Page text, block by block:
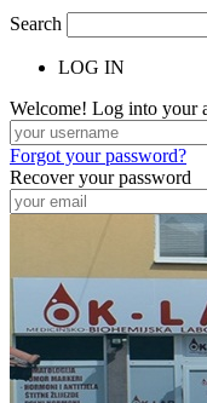
Search
LOG IN
Welcome! Log into your
Forgot your password?
Recover your password